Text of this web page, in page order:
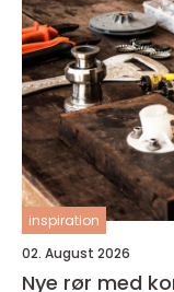
inspiration
02. August 2026
Nye rør med